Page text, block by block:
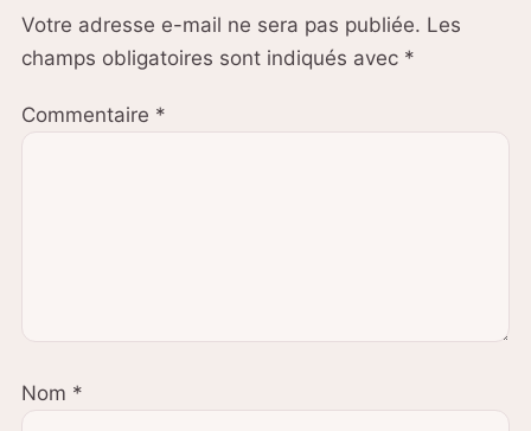
Votre adresse e-mail ne sera pas publiée. Les
champs obligatoires sont indiqués avec *
Commentaire *
Nom *